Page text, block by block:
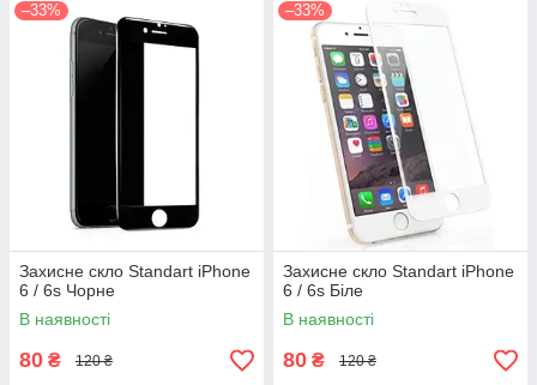
–33%
Захисне скло Standart iPhone
6 / 6s Чорне
В наявності
80 ₴ 120 ₴
–33%
Захисне скло Standart iPhone
6 / 6s Біле
В наявності
80 ₴ 120 ₴